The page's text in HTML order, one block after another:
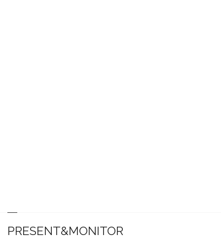
PRESENT&MONITOR